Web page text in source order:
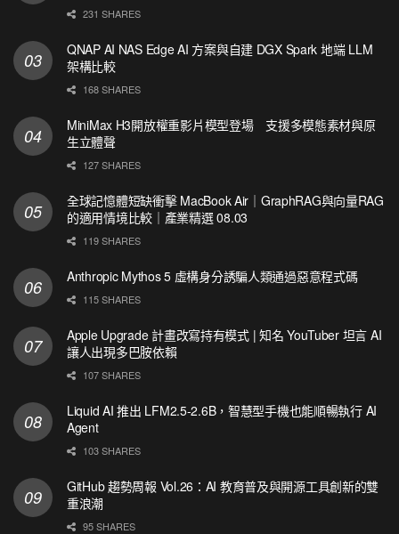
231 SHARES
QNAP AI NAS Edge AI 方案與自建 DGX Spark 地端 LLM
架構比較
168 SHARES
MiniMax H3開放權重影片模型登場 支援多模態素材與原
生立體聲
127 SHARES
全球記憶體短缺衝擊 MacBook Air｜GraphRAG與向量RAG
的適用情境比較｜產業精選 08.03
119 SHARES
Anthropic Mythos 5 虛構身分誘騙人類通過惡意程式碼
115 SHARES
Apple Upgrade 計畫改寫持有模式 | 知名 YouTuber 坦言 AI
讓人出現多巴胺依賴
107 SHARES
Liquid AI 推出 LFM2.5-2.6B，智慧型手機也能順暢執行 AI
Agent
103 SHARES
GitHub 趨勢周報 Vol.26：AI 教育普及與開源工具創新的雙
重浪潮
95 SHARES